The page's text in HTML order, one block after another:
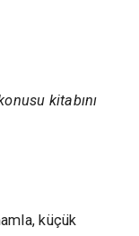
kitabını
küçük